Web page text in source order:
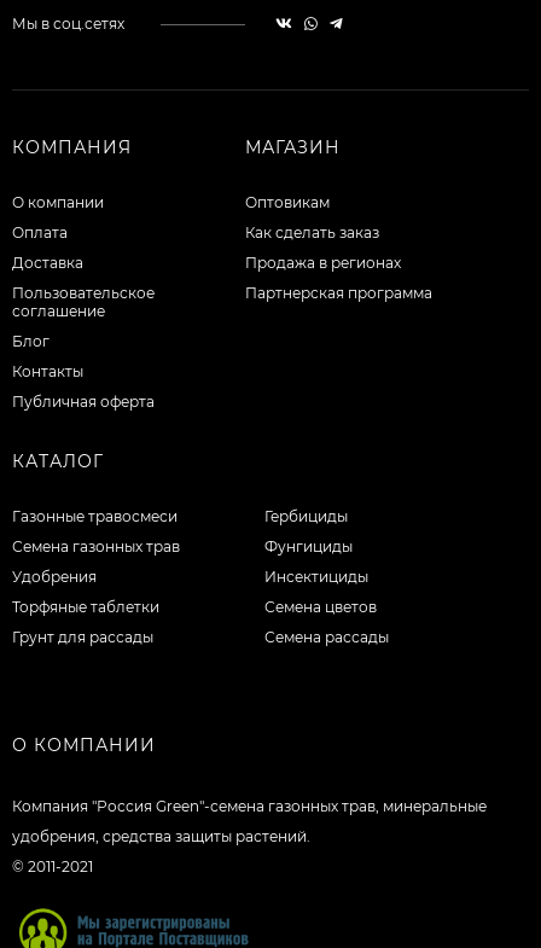
Мы в соц.сетях
КОМПАНИЯ
О компании
Оплата
Доставка
Пользовательское
соглашение
Блог
Контакты
Публичная оферта
МАГАЗИН
Оптовикам
Как сделать заказ
Продажа в регионах
Партнерская программа
КАТАЛОГ
Газонные травосмеси
Семена газонных трав
Удобрения
Торфяные таблетки
Грунт для рассады
Гербициды
Фунгициды
Инсектициды
Семена цветов
Семена рассады
О КОМПАНИИ
Компания "Россия Green"-семена газонных трав, минеральные
удобрения, средства защиты растений.
© 2011-2021